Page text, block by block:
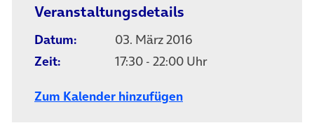
Veranstaltungsdetails
Datum:
03. März 2016
Zeit:
17:30 - 22:00 Uhr
Zum Kalender hinzufügen